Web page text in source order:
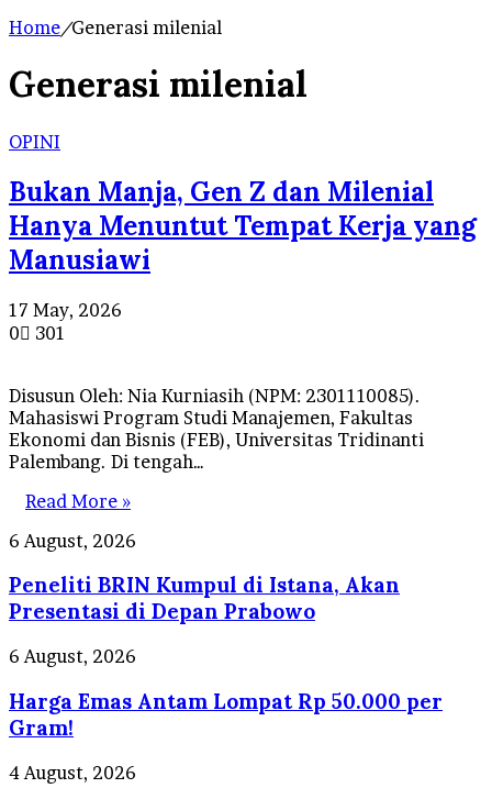
Home/Generasi milenial
Generasi milenial
OPINI
Bukan Manja, Gen Z dan Milenial
Hanya Menuntut Tempat Kerja yang
Manusiawi
17 May, 2026
0
301
Disusun Oleh: Nia Kurniasih (NPM: 2301110085).
Mahasiswi Program Studi Manajemen, Fakultas
Ekonomi dan Bisnis (FEB), Universitas Tridinanti
Palembang. Di tengah…
Read More »
Peneliti
Kumpul
di
Istana,
Akan
Presentasi
di
Depan
Prabowo
6 August, 2026
Peneliti BRIN Kumpul di Istana, Akan
Presentasi di Depan Prabowo
Harga
Antam
Lompat
Rp
50.000
6 August, 2026
Harga Emas Antam Lompat Rp 50.000 per
Gram!
Herdman
4 August, 2026